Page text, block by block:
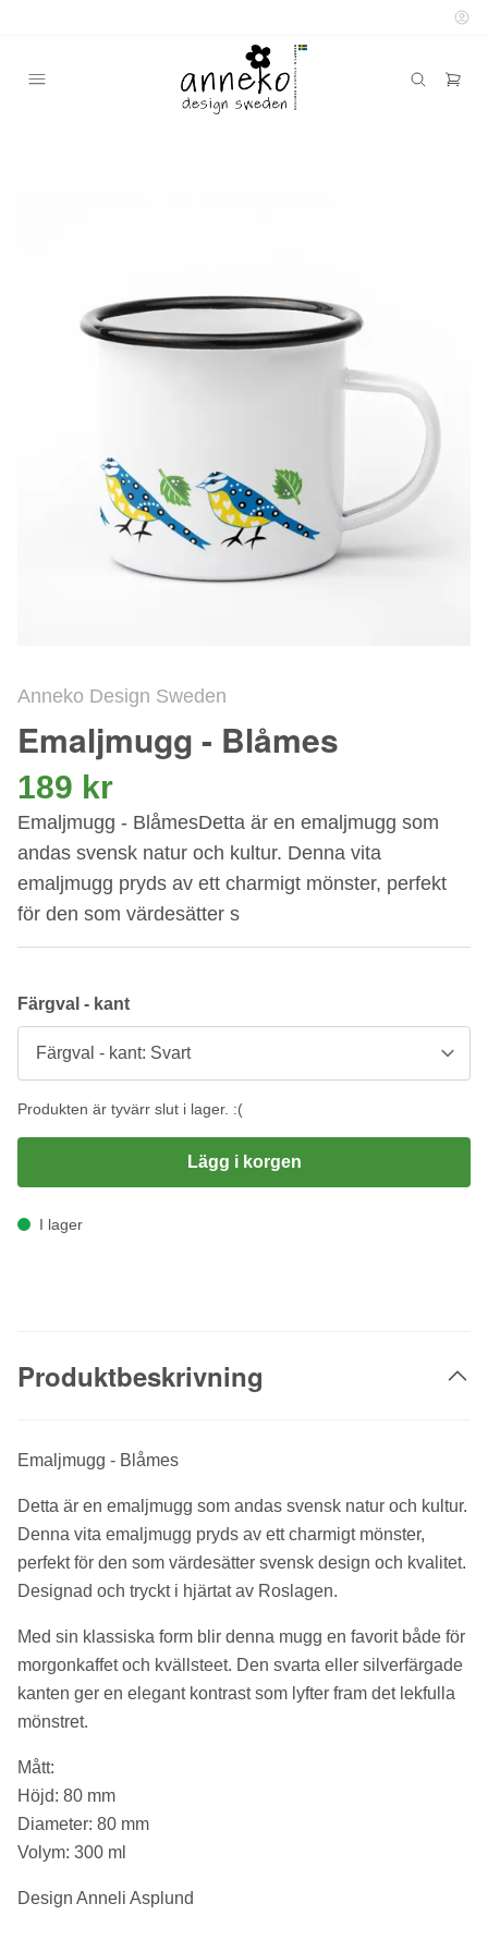
Anneko Design Sweden
Emaljmugg - Blåmes
189 kr
Emaljmugg - BlåmesDetta är en emaljmugg som
andas svensk natur och kultur. Denna vita
emaljmugg pryds av ett charmigt mönster, perfekt
för den som värdesätter s
Färgval - kant
Produkten är tyvärr slut i lager. :(
Lägg i korgen
I lager
Produktbeskrivning
Emaljmugg - Blåmes
Detta är en emaljmugg som andas svensk natur och kultur.
Denna vita emaljmugg pryds av ett charmigt mönster,
perfekt för den som värdesätter svensk design och kvalitet.
Designad och tryckt i hjärtat av Roslagen.
Med sin klassiska form blir denna mugg en favorit både för
morgonkaffet och kvällsteet. Den svarta eller silverfärgade
kanten ger en elegant kontrast som lyfter fram det lekfulla
mönstret.
Mått:
Höjd: 80 mm
Diameter: 80 mm
Volym: 300 ml
Design Anneli Asplund